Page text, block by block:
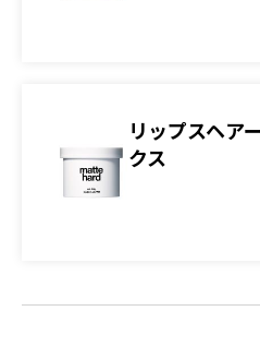
リップスヘア
クス